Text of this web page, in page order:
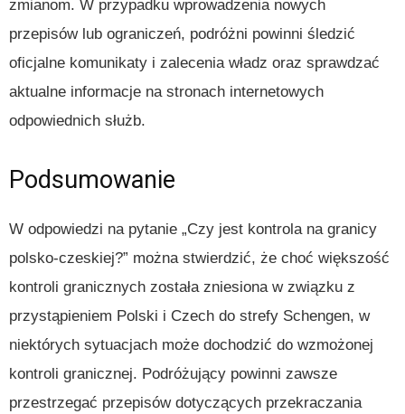
zmianom. W przypadku wprowadzenia nowych
przepisów lub ograniczeń, podróżni powinni śledzić
oficjalne komunikaty i zalecenia władz oraz sprawdzać
aktualne informacje na stronach internetowych
odpowiednich służb.
Podsumowanie
W odpowiedzi na pytanie „Czy jest kontrola na granicy
polsko-czeskiej?” można stwierdzić, że choć większość
kontroli granicznych została zniesiona w związku z
przystąpieniem Polski i Czech do strefy Schengen, w
niektórych sytuacjach może dochodzić do wzmożonej
kontroli granicznej. Podróżujący powinni zawsze
przestrzegać przepisów dotyczących przekraczania